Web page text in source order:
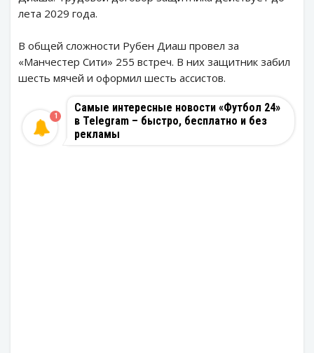
лета 2029 года.
В общей сложности Рубен Диаш провел за
«Манчестер Сити» 255 встреч. В них защитник забил
шесть мячей и оформил шесть ассистов.
Самые интересные новости «Футбол 24»
в Telegram – быстро, бесплатно и без
рекламы
1